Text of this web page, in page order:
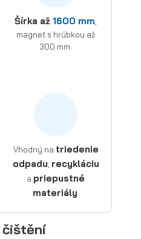
Šírka až 1600 mm,
magnet s hrúbkou až
300 mm.
Vhodný na triedenie
odpadu, recykláciu
a priepustné
materiály.
čištění